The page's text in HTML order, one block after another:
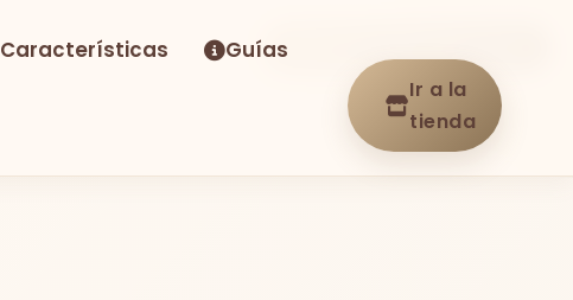
Características Guías
Ir a la
tienda
-22%